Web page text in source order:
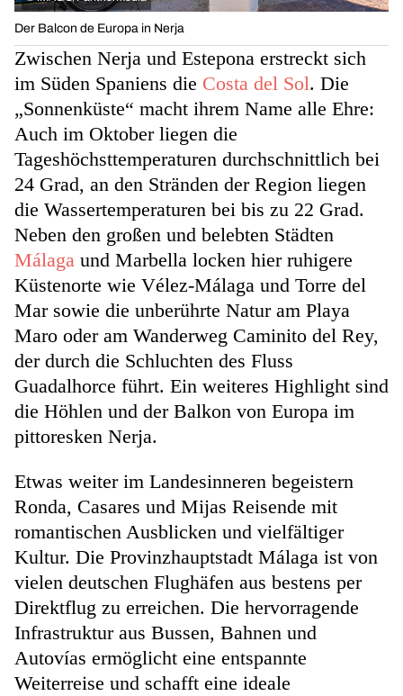
Der Balcon de Europa in Nerja
Zwischen Nerja und Estepona erstreckt sich
im Süden Spaniens die Costa del Sol. Die
„Sonnenküste“ macht ihrem Name alle Ehre:
Auch im Oktober liegen die
Tageshöchsttemperaturen durchschnittlich bei
24 Grad, an den Stränden der Region liegen
die Wassertemperaturen bei bis zu 22 Grad.
Neben den großen und belebten Städten
Málaga und Marbella locken hier ruhigere
Küstenorte wie Vélez-Málaga und Torre del
Mar sowie die unberührte Natur am Playa
Maro oder am Wanderweg Caminito del Rey,
der durch die Schluchten des Fluss
Guadalhorce führt. Ein weiteres Highlight sind
die Höhlen und der Balkon von Europa im
pittoresken Nerja.
Etwas weiter im Landesinneren begeistern
Ronda, Casares und Mijas Reisende mit
romantischen Ausblicken und vielfältiger
Kultur. Die Provinzhauptstadt Málaga ist von
vielen deutschen Flughäfen aus bestens per
Direktflug zu erreichen. Die hervorragende
Infrastruktur aus Bussen, Bahnen und
Autovías ermöglicht eine entspannte
Weiterreise und schafft eine ideale